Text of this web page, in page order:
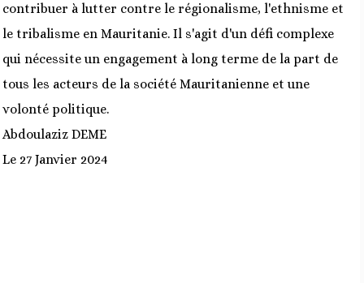
contribuer à lutter contre le régionalisme, l'ethnisme et
le tribalisme en Mauritanie. Il s'agit d'un défi complexe
qui nécessite un engagement à long terme de la part de
tous les acteurs de la société Mauritanienne et une
volonté politique.
Abdoulaziz DEME
Le 27 Janvier 2024